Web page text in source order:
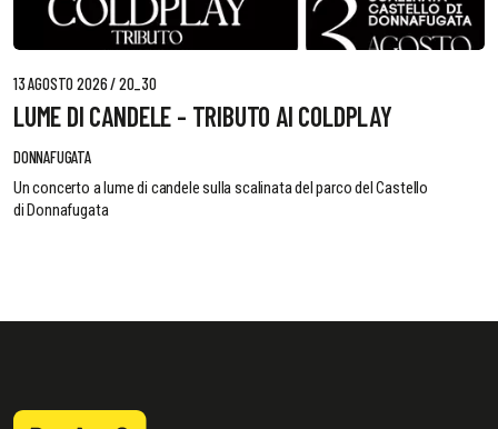
13 AGOSTO 2026 / 20_30
LUME DI CANDELE - TRIBUTO AI COLDPLAY
DONNAFUGATA
Un concerto a lume di candele sulla scalinata del parco del Castello
di Donnafugata